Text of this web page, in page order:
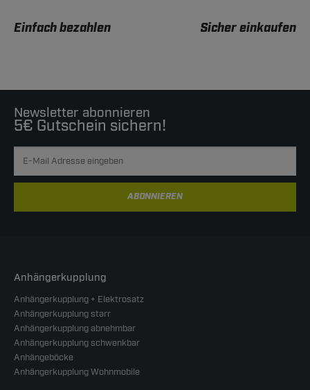
Einfach bezahlen Sicher einkaufen
Newsletter abonnieren
5€ Gutschein sichern!
ABONNIEREN
Anhängerkupplung
Anhängerkupplung + Elektrosatz
Anhängerkupplung starr
Anhängerkupplung abnehmbar
Anhängerkupplung schwenkbar
Anhängeböcke
Anhängerkupplung Wohnmobile